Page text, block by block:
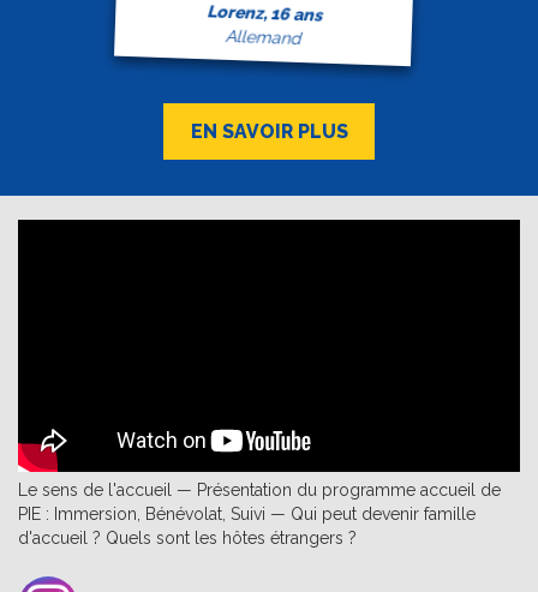
Lorenz, 16 ans
Allemand
EN SAVOIR PLUS
Le sens de l'accueil — Présentation du programme accueil de
PIE : Immersion, Bénévolat, Suivi — Qui peut devenir famille
d'accueil ? Quels sont les hôtes étrangers ?